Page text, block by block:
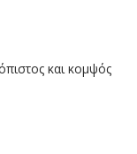
και κομψός